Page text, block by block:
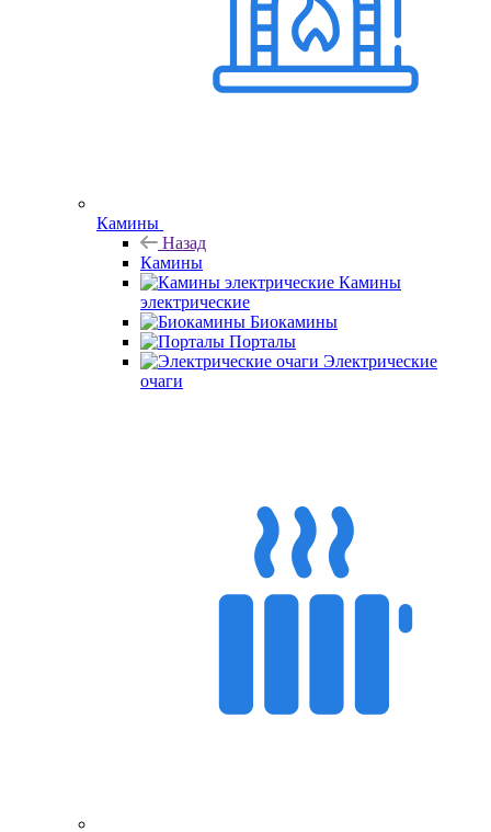
Камины
Назад
Камины
Камины
электрические
Биокамины
Порталы
Электрические
очаги